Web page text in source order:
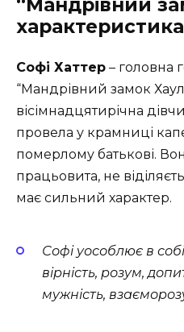
“Мандрівний
Софі Хаттер – головна
“Мандрівний замок
вісімнадцятирічна
провела у крамниці
померлому батькові.
працьовита, не
має сильний характер.
Софі уособлює в
вірність, розум,
мужність,